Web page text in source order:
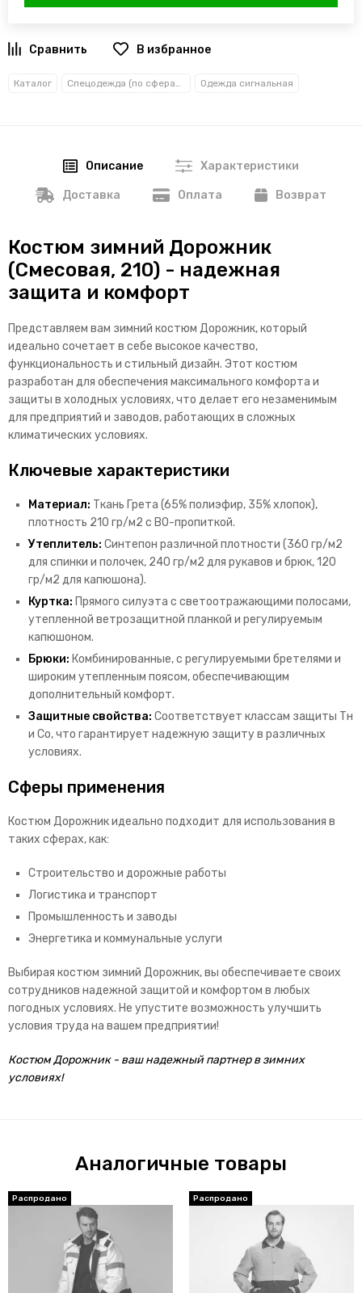
В избранное
Каталог Спецодежда (по сферам деятельности) Одежда сигнальная
Описание Характеристики
Доставка Оплата Возврат
Костюм зимний Дорожник
(Смесовая, 210) - надежная
защита и комфорт
Представляем вам зимний костюм Дорожник, который
идеально сочетает в себе высокое качество,
функциональность и стильный дизайн. Этот костюм
разработан для обеспечения максимального комфорта и
защиты в холодных условиях, что делает его незаменимым
для предприятий и заводов, работающих в сложных
климатических условиях.
Ключевые характеристики
Материал: Ткань Грета (65% полиэфир, 35% хлопок),
плотность 210 гр/м2 с ВО-пропиткой.
Утеплитель: Синтепон различной плотности (360 гр/м2
для спинки и полочек, 240 гр/м2 для рукавов и брюк, 120
гр/м2 для капюшона).
Куртка: Прямого силуэта с светоотражающими полосами,
утепленной ветрозащитной планкой и регулируемым
капюшоном.
Брюки: Комбинированные, с регулируемыми бретелями и
широким утепленным поясом, обеспечивающим
дополнительный комфорт.
Защитные свойства: Соответствует классам защиты Тн
и Со, что гарантирует надежную защиту в различных
условиях.
Сферы применения
Костюм Дорожник идеально подходит для использования в
таких сферах, как:
Строительство и дорожные работы
Логистика и транспорт
Промышленность и заводы
Энергетика и коммунальные услуги
Выбирая костюм зимний Дорожник, вы обеспечиваете своих
сотрудников надежной защитой и комфортом в любых
погодных условиях. Не упустите возможность улучшить
условия труда на вашем предприятии!
Костюм Дорожник - ваш надежный партнер в зимних
условиях!
Аналогичные товары